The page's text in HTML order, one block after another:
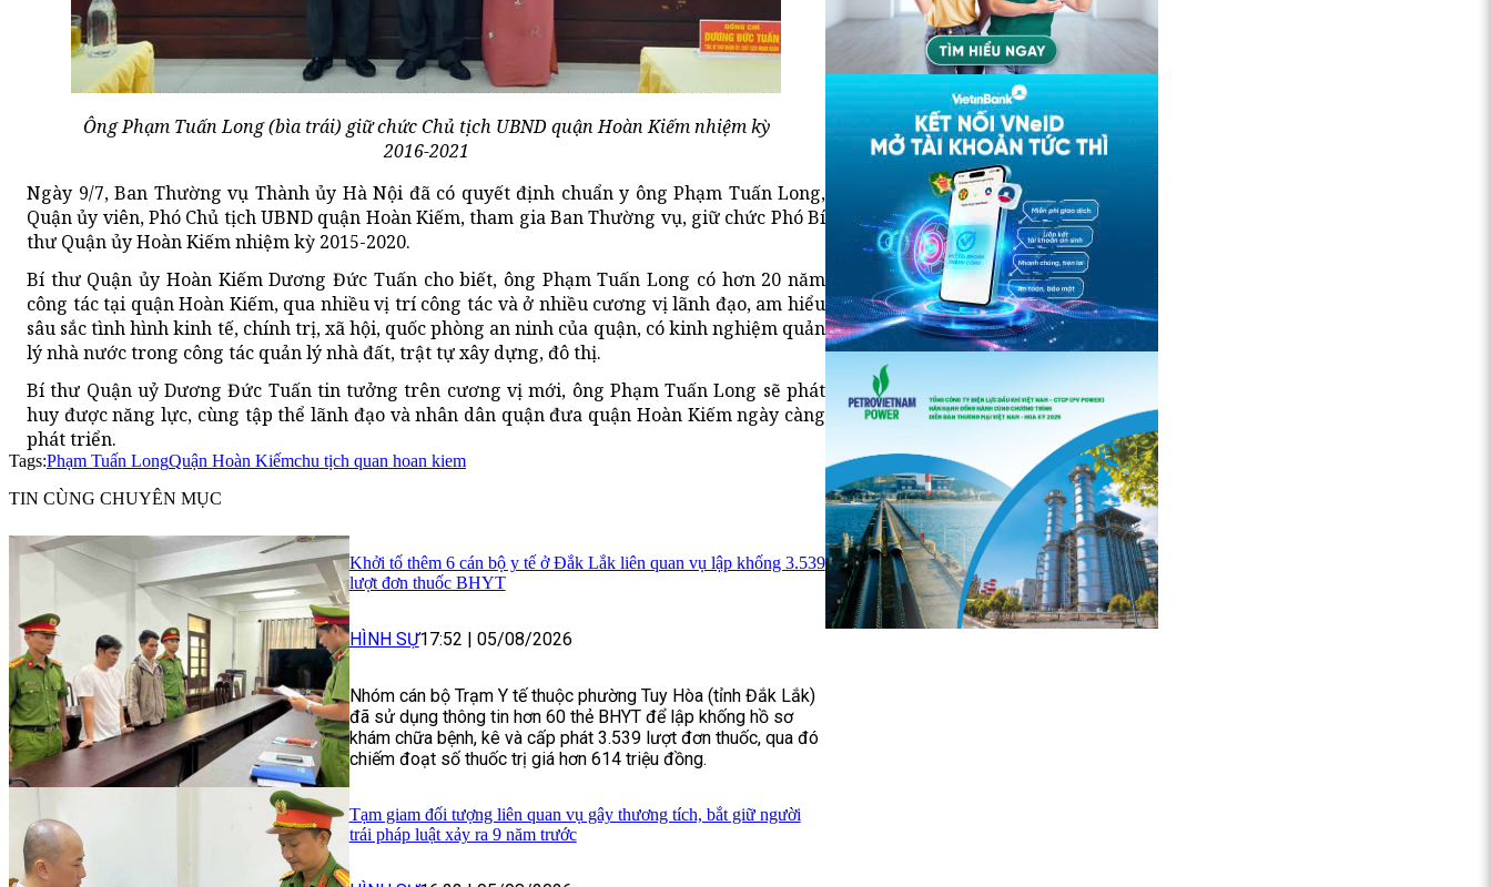
Ông Phạm Tuấn Long (bìa trái) giữ chức Chủ tịch UBND quận Hoàn Kiếm nhiệm kỳ
2016-2021
Ngày 9/7, Ban Thường vụ Thành ủy Hà Nội đã có quyết định chuẩn y ông Phạm Tuấn Long,
Quận ủy viên, Phó Chủ tịch UBND quận Hoàn Kiếm, tham gia Ban Thường vụ, giữ chức Phó Bí
thư Quận ủy Hoàn Kiếm nhiệm kỳ 2015-2020.
Bí thư Quận ủy Hoàn Kiếm Dương Đức Tuấn cho biết, ông Phạm Tuấn Long có hơn 20 năm
công tác tại quận Hoàn Kiếm, qua nhiều vị trí công tác và ở nhiều cương vị lãnh đạo, am hiểu
sâu sắc tình hình kinh tế, chính trị, xã hội, quốc phòng an ninh của quận, có kinh nghiệm quản
lý nhà nước trong công tác quản lý nhà đất, trật tự xây dựng, đô thị.
Bí thư Quận uỷ Dương Đức Tuấn tin tưởng trên cương vị mới, ông Phạm Tuấn Long sẽ phát
huy được năng lực, cùng tập thể lãnh đạo và nhân dân quận đưa quận Hoàn Kiếm ngày càng
phát triển.
Tags:Phạm Tuấn LongQuận Hoàn Kiếmchu tịch quan hoan kiem
TIN CÙNG CHUYÊN MỤC
Khởi tố thêm 6 cán bộ y tế ở Đắk Lắk liên quan vụ lập khống 3.539
lượt đơn thuốc BHYT
HÌNH SỰ17:52 | 05/08/2026
Nhóm cán bộ Trạm Y tế thuộc phường Tuy Hòa (tỉnh Đắk Lắk)
đã sử dụng thông tin hơn 60 thẻ BHYT để lập khống hồ sơ
khám chữa bệnh, kê và cấp phát 3.539 lượt đơn thuốc, qua đó
chiếm đoạt số thuốc trị giá hơn 614 triệu đồng.
Tạm giam đối tượng liên quan vụ gây thương tích, bắt giữ người
trái pháp luật xảy ra 9 năm trước